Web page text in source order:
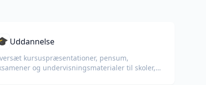
Uddannelse
kursuspræsentationer, pensum,
og undervisningsmaterialer til skoler,